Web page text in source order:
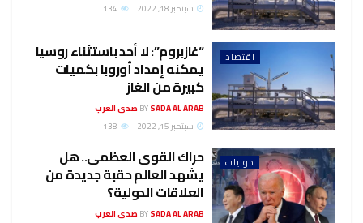
سبتمبر 18, 2022
اقتصاد “غازبروم”: لا أحد باستثناء روسيا
يمكنه إمداد أوروبا بكميات
كبيرة من الغاز
BYSADA AL ARAB صدى العرب
سبتمبر 15, 2022
دوليات حراك القوى العظمى.. هل
يشهد العالم حقبة جديدة من
العلاقات الدولية؟
BYSADA AL ARAB صدى العرب